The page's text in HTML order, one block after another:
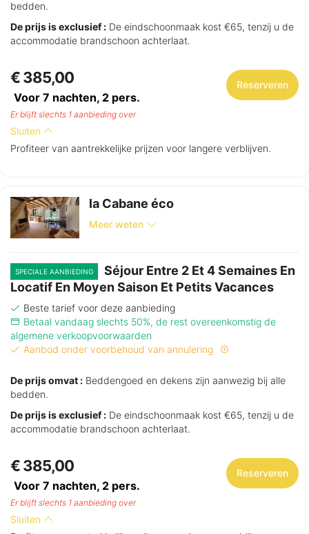
bedden.
De prijs is exclusief : De eindschoonmaak kost €65, tenzij u de
accommodatie brandschoon achterlaat.
€ 385,00
Voor 7 nachten, 2 pers.
Reserveren
Er blijft slechts 1 aanbieding over
Sluiten
Profiteer van aantrekkelijke prijzen voor langere verblijven.
la Cabane éco
Meer weten
SPECIALE AANBIEDING
Séjour Entre 2 Et 4 Semaines En
Locatif En Moyen Saison Et Petits Vacances
Beste tarief voor deze aanbieding
Betaal vandaag slechts 50%, de rest overeenkomstig de
algemene verkoopvoorwaarden
Aanbod onder voorbehoud van annulering
De prijs omvat : Beddengoed en dekens zijn aanwezig bij alle
bedden.
De prijs is exclusief : De eindschoonmaak kost €65, tenzij u de
accommodatie brandschoon achterlaat.
€ 385,00
Voor 7 nachten, 2 pers.
Reserveren
Er blijft slechts 1 aanbieding over
Sluiten